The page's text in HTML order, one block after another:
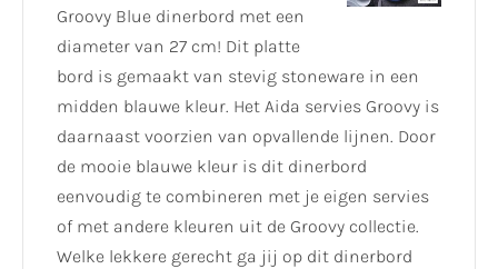
Groovy Blue dinerbord met een
diameter van 27 cm! Dit platte
bord is gemaakt van stevig stoneware in een
midden blauwe kleur. Het Aida servies Groovy is
daarnaast voorzien van opvallende lijnen. Door
de mooie blauwe kleur is dit dinerbord
eenvoudig te combineren met je eigen servies
of met andere kleuren uit de Groovy collectie.
Welke lekkere gerecht ga jij op dit dinerbord